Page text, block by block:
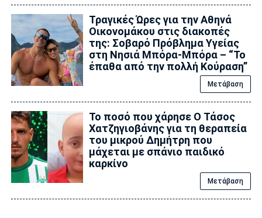
Τραγικές Ώρες για την Αθηνά
Οικονομάκου στις διακοπές
της: Σοβαρό Πρόβλημα Υγείας
στη Νησιά Μπόρα-Μπόρα – “Το
έπαθα από την πολλή Κούραση”
Μετάβαση
Το ποσό που χάρησε Ο Τάσος
Χατζηγιοβάνης για τη θεραπεία
του μικρού Δημήτρη που
μάχεται με σπάνιο παιδικό
καρκίνο
Μετάβαση